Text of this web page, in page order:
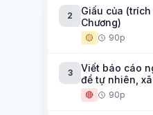
2
Giấu của
Chương)
🟡 90p
3
Viết báo cáo
đề tự nhiên,
🔴 90p